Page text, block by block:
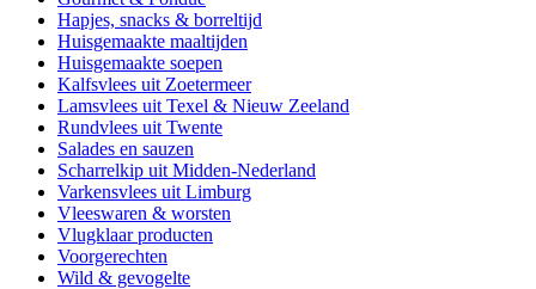
worden
op
de
productpagina
Hapjes, snacks & borreltijd
Huisgemaakte maaltijden
Huisgemaakte soepen
Kalfsvlees uit Zoetermeer
Lamsvlees uit Texel & Nieuw Zeeland
Rundvlees uit Twente
Salades en sauzen
Scharrelkip uit Midden-Nederland
Varkensvlees uit Limburg
Vleeswaren & worsten
Vlugklaar producten
Voorgerechten
Wild & gevogelte